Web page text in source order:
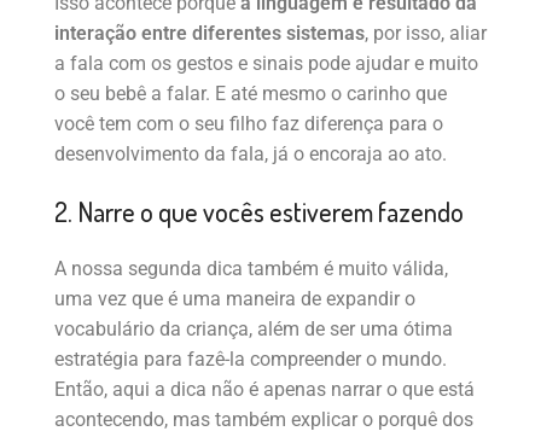
interação entre diferentes sistemas, por isso, aliar
a fala com os gestos e sinais pode ajudar e muito
o seu bebê a falar. E até mesmo o carinho que
você tem com o seu filho faz diferença para o
desenvolvimento da fala, já o encoraja ao ato.
2. Narre o que vocês estiverem fazendo
A nossa segunda dica também é muito válida,
uma vez que é uma maneira de expandir o
vocabulário da criança, além de ser uma ótima
estratégia para fazê-la compreender o mundo.
Então, aqui a dica não é apenas narrar o que está
acontecendo, mas também explicar o porquê dos